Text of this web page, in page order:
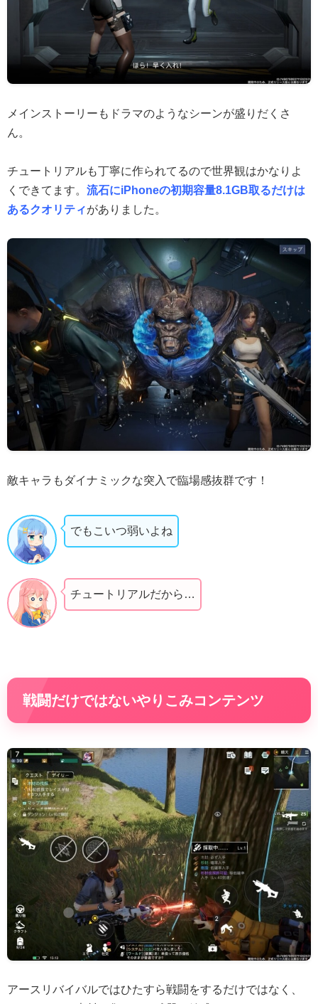
メインストーリーもドラマのようなシーンが盛りだくさ
ん。
チュートリアルも丁寧に作られてるので世界観はかなりよ
くできてます。 流石にiPhoneの初期容量8.1GB取るだけは
あるクオリティがありました。
敵キャラもダイナミックな突入で臨場感抜群です！
でもこいつ弱いよね
チュートリアルだから…
戦闘だけではないやりこみコンテンツ
アースリバイバルではひたすら戦闘をするだけではなく、